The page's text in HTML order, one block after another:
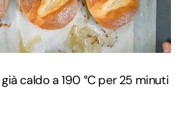
caldo a 190 °C per 25 minuti